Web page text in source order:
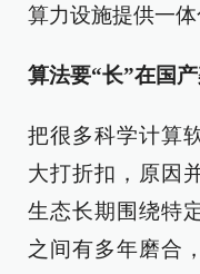
算力设施提供一体
算法要“长”在国
把很多科学计算
大打折扣，原因
生态长期围绕特
之间有多年磨合